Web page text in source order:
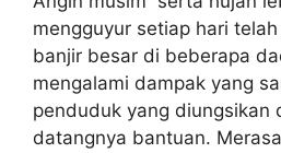
mengguyur setiap hari
banjir besar di beberapa
mengalami dampak yang
penduduk yang diungsikan
datangnya bantuan.